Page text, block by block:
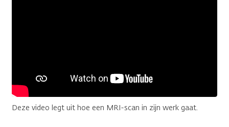
Deze video legt uit hoe een MRI-scan in zijn werk gaat.